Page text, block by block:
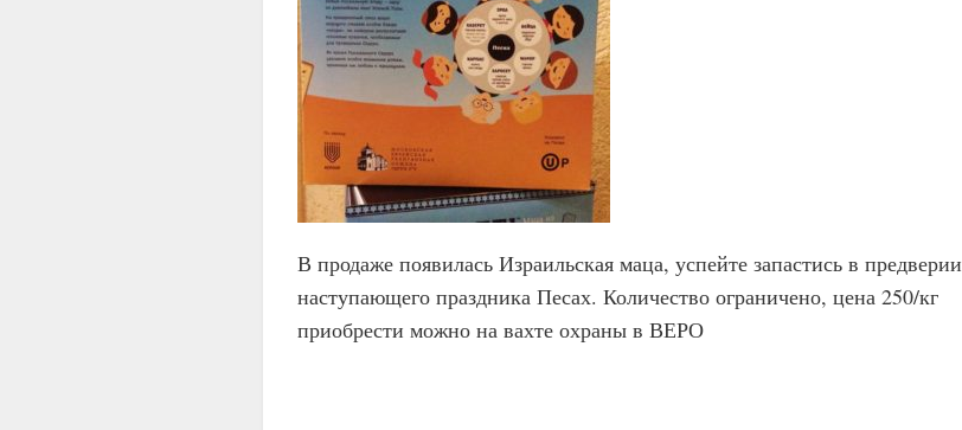
В продаже появилась Израильская маца, успейте запастись в предверии
наступающего праздника Песах. Количество ограничено, цена 250/кг
приобрести можно на вахте охраны в ВЕРО